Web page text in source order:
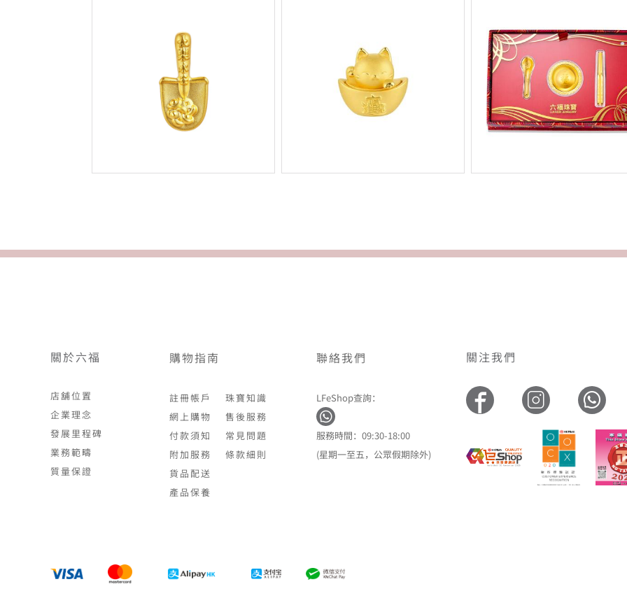
關於六福
店舖位置
企業理念
發展里程碑
業務範疇
質量保證
購物指南
註冊帳戶
網上購物
付款須知
附加服務
貨品配送
產品保養
珠寶知識
售後服務
常見問題
條款細則
聯絡我們
LFeShop查詢：
服務時間：09:30-18:00
(星期一至五，公眾假期除外)
關注我們